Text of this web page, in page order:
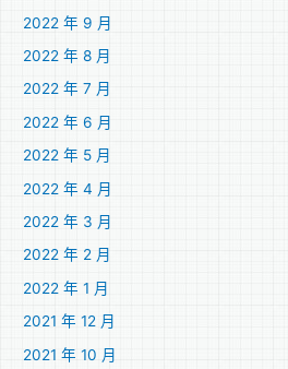
2022 年 9 月
2022 年 8 月
2022 年 7 月
2022 年 6 月
2022 年 5 月
2022 年 4 月
2022 年 3 月
2022 年 2 月
2022 年 1 月
2021 年 12 月
2021 年 10 月